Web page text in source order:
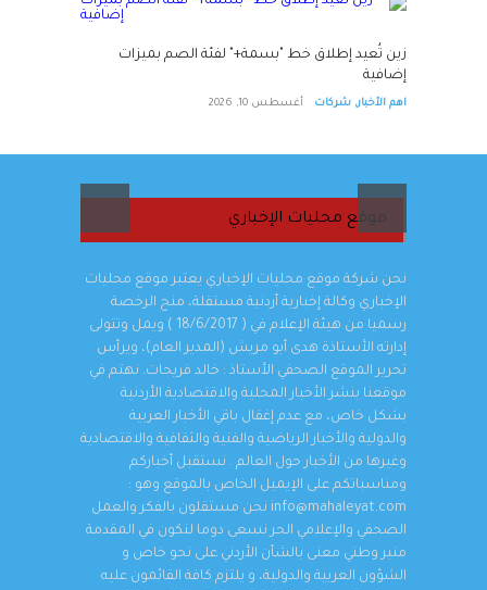
زين تُعيد إطلاق خط "بسمة+" لفئة الصم بميزات
إضافية
اهم الأخبار, شركات أغسطس 10, 2026
موقع محليات الإخباري
نحن شركة موقع محليات الإخباري يعتبر موقع محليات
الإخباري وكالة إخبارية أردنية مستقلة، منح الرخصة
رسميا من هيئة الإعلام في ( 18/6/2017 ) ويمل وتتولى
إدارته الأستاذة هدى أبو مريش (المدير العام)، ويرأس
تحرير الموقع الصحفي الأستاذ : خالد فريحات. نهتم في
موقعنا بنشر الأخبار المحلية والاقتصادية الأردنية
بشكل خاص، مع عدم إغفال باقي الأخبار العربية
والدولية والأخبار الرياضية والفنية والثقافية والاقتصادية
وغيرها من الأخبار حول العالم . نستقبل أخباركم
ومناسباتكم على الإيميل الخاص بالموقع وهو :
info@mahaleyat.com نحن مستقلون بالفكر والعمل
الصحفي والإعلامي الحر نسعى دوما لنكون في المقدمة
منبر وطني معنى بالشأن الأردني على نحو خاص و
الشؤون العربية والدولية، و يلتزم كافة القائمون عليه